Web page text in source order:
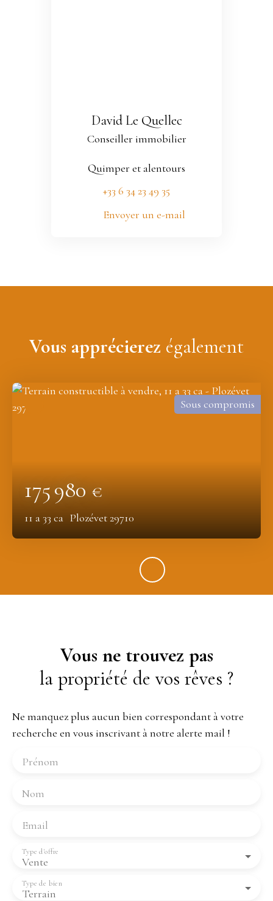
David Le Quellec
Conseiller immobilier
Quimper et alentours
+33 6 34 23 49 35
Envoyer un e-mail
Vous apprécierez également
175 980€
11 a 33 ca Plozévet 29710
Sous compromis
Vous ne trouvez pas
la propriété de vos rêves ?
Ne manquez plus aucun bien correspondant à votre
recherche en vous inscrivant à notre alerte mail !
Prénom
Nom
Email
Vente
Type d'offre
Terrain
Type de bien